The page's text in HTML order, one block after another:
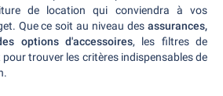
de location qui conviendra à vos
Que ce soit au niveau des assurances,
options d'accessoires, les filtres de
trouver les critères indispensables de